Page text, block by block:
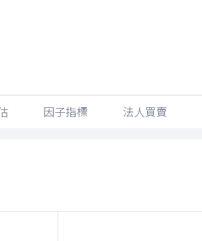
因子指標 法人買賣